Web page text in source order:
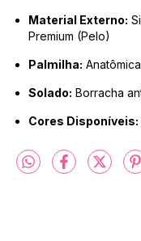
Material Externo:
Premium (Pelo)
Palmilha:
Solado: Borracha
Cores